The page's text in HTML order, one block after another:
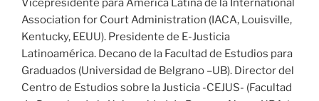
Vicepresidente para América Latina de la International
Association for Court Administration (IACA, Louisville,
Kentucky, EEUU). Presidente de E-Justicia
Latinoamérica. Decano de la Facultad de Estudios para
Graduados (Universidad de Belgrano –UB). Director del
Centro de Estudios sobre la Justicia -CEJUS- (Facultad